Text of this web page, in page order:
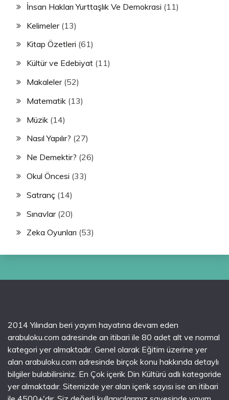
İnsan Hakları Yurttaşlık Ve Demokrasi (11)
Kelimeler(13)
Kitap Özetleri (61)
Kültür ve Edebiyat (11)
Makaleler(52)
Matematik (13)
Müzik (14)
Nasıl Yapılır? (27)
Ne Demektir? (26)
Okul Öncesi (33)
Satranç (14)
Sınavlar(20)
Zeka Oyunları (53)
2014 Yılından beri yayım hayatına devam eden
arabuloku.com adresinde an itibari ile 80 adet alt ve normal
kategori yer almaktadır. Genel olarak Eğitim üzerine yer
alan arabuloku.com adresinde birçok konu hakkında detaylı
bilgiler bulabilirsiniz. En Çok içerik Din Kültürü adlı kategoride
yer almaktadır. Sitemizde yer alan içerik sayısı ise an itibari